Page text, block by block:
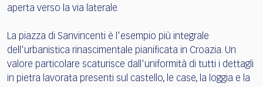
aperta verso la via laterale.
La piazza di Sanvincenti è l'esempio più integrale
dell'urbanistica rinascimentale pianificata in Croazia. Un
valore particolare scaturisce dall'uniformità di tutti i dettagli
in pietra lavorata presenti sul castello, le case, la loggia e la